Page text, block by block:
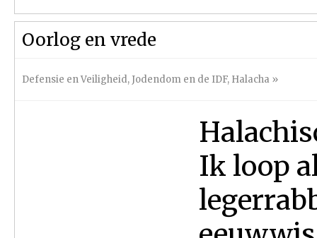
Oorlog en vrede
Defensie en Veiligheid, Jodendom en de IDF, Halacha »
Ik loop